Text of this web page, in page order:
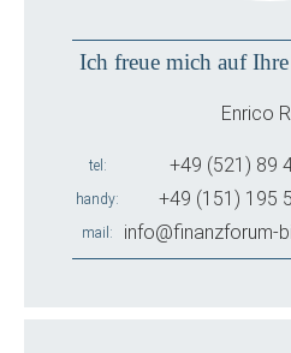
Ich freue mich auf
Enrico
tel +49 (521) 89
handy +49 (151) 195
mail info@finanzforum-